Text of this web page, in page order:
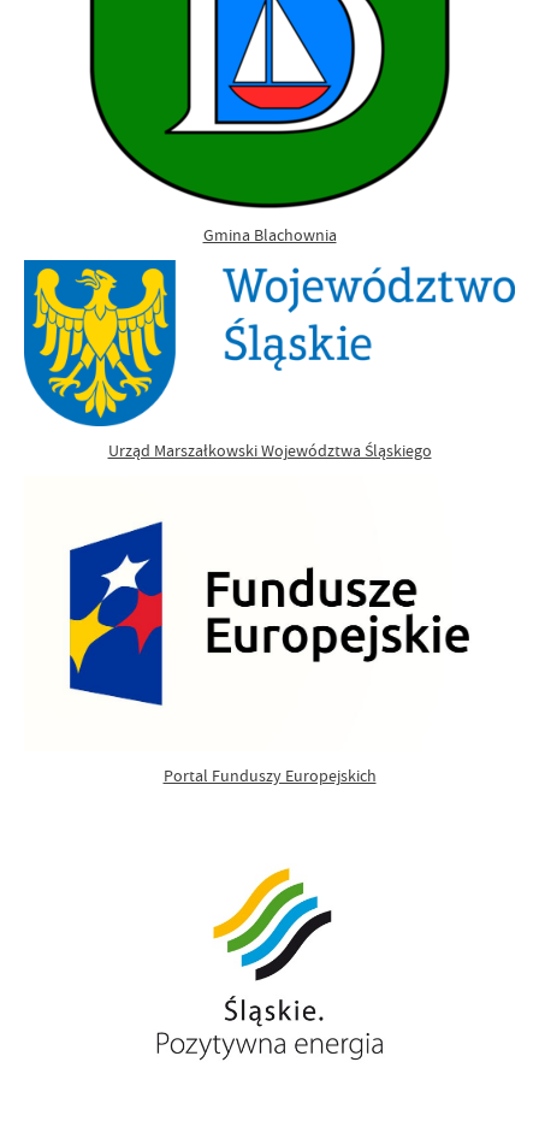
Gmina Blachownia
Urząd Marszałkowski Województwa Śląskiego
Portal Funduszy Europejskich